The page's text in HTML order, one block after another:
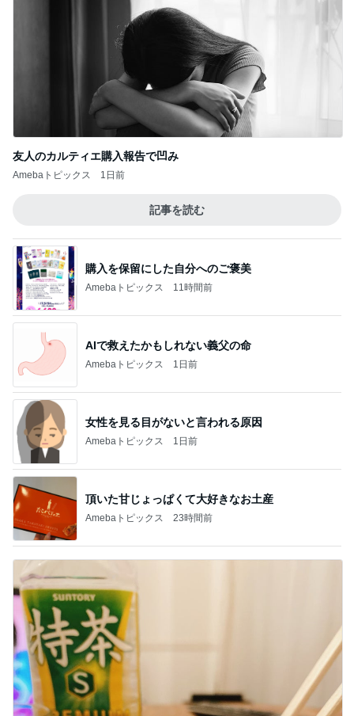
友人のカルティエ購入報告で凹み
Amebaトピックス 1日前
記事を読む
購入を保留にした自分へのご褒美
Amebaトピックス 11時間前
AIで救えたかもしれない義父の命
Amebaトピックス 1日前
女性を見る目がないと言われる原因
Amebaトピックス 1日前
頂いた甘じょっぱくて大好きなお土産
Amebaトピックス 23時間前